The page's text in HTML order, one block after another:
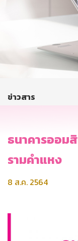
บริการทางกา
ติดต่อเรา
บริการออนไลน์
ข่าวสาร
ธนาคารออม
รามคำแหง
8 ส.ค. 2564